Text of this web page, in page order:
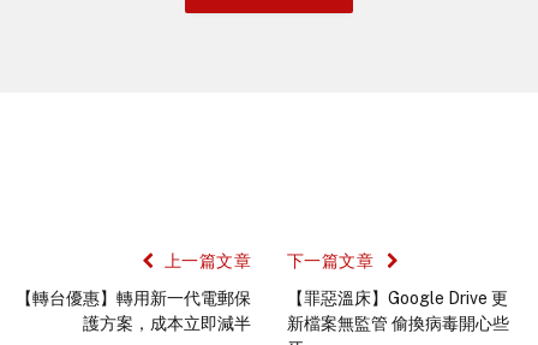
上一篇文章
【轉台優惠】轉用新一代電郵保
護方案，成本立即減半
下一篇文章
【罪惡溫床】Google Drive 更
新檔案無監管 偷換病毒開心些